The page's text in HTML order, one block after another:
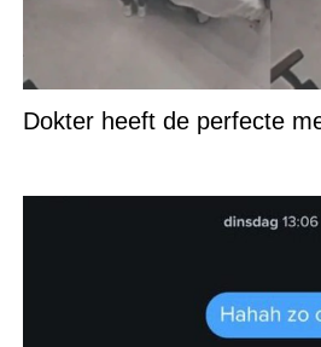
Dokter heeft de perfecte